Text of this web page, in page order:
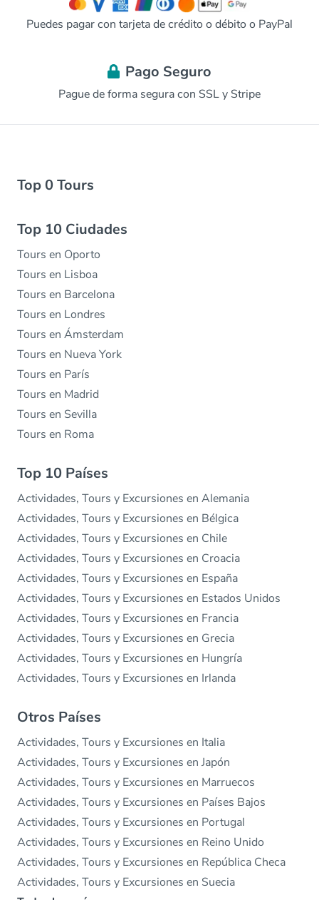
Puedes pagar con tarjeta de crédito o débito o PayPal
Pago Seguro
Pague de forma segura con SSL y Stripe
Top 0 Tours
Top 10 Ciudades
Tours en Oporto
Tours en Lisboa
Tours en Barcelona
Tours en Londres
Tours en Ámsterdam
Tours en Nueva York
Tours en París
Tours en Madrid
Tours en Sevilla
Tours en Roma
Top 10 Países
Actividades, Tours y Excursiones en Alemania
Actividades, Tours y Excursiones en Bélgica
Actividades, Tours y Excursiones en Chile
Actividades, Tours y Excursiones en Croacia
Actividades, Tours y Excursiones en España
Actividades, Tours y Excursiones en Estados Unidos
Actividades, Tours y Excursiones en Francia
Actividades, Tours y Excursiones en Grecia
Actividades, Tours y Excursiones en Hungría
Actividades, Tours y Excursiones en Irlanda
Otros Países
Actividades, Tours y Excursiones en Italia
Actividades, Tours y Excursiones en Japón
Actividades, Tours y Excursiones en Marruecos
Actividades, Tours y Excursiones en Países Bajos
Actividades, Tours y Excursiones en Portugal
Actividades, Tours y Excursiones en Reino Unido
Actividades, Tours y Excursiones en República Checa
Actividades, Tours y Excursiones en Suecia